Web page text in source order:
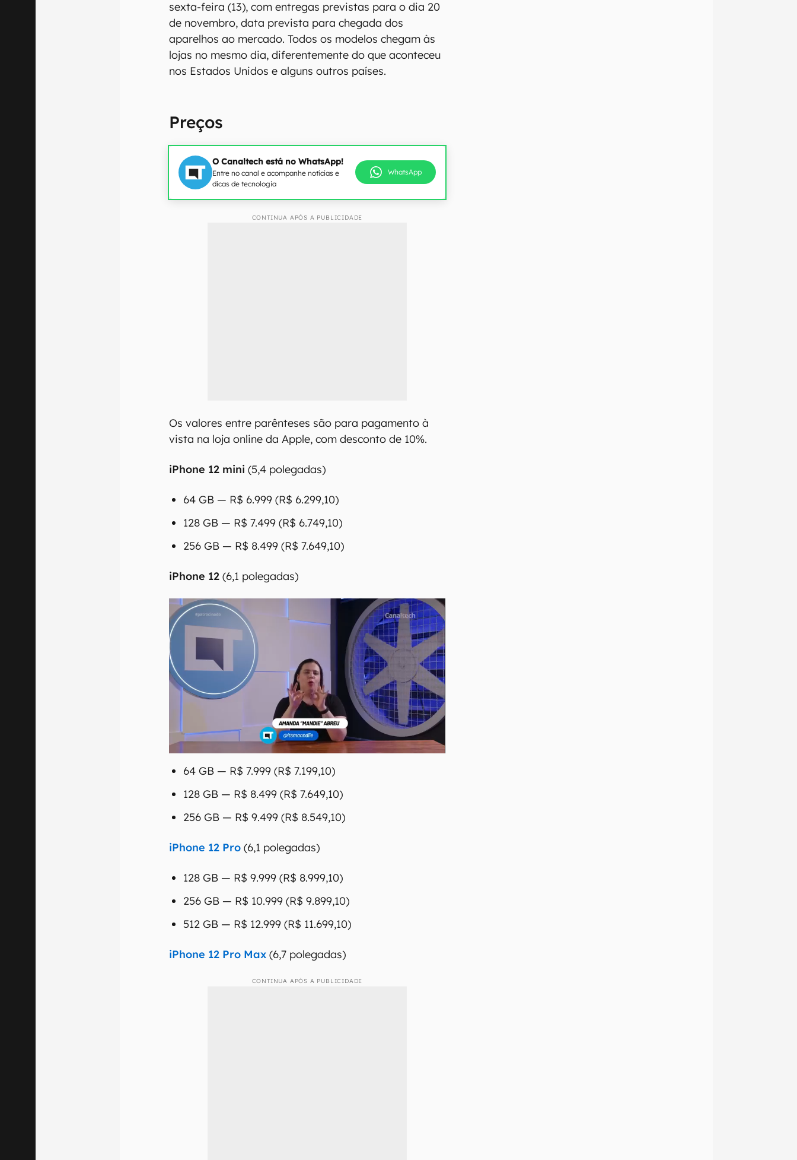
sexta-feira (13), com entregas previstas para o dia 20
de novembro, data prevista para chegada dos
aparelhos ao mercado. Todos os modelos chegam às
lojas no mesmo dia, diferentemente do que aconteceu
nos Estados Unidos e alguns outros países.
Preços
O Canaltech está no WhatsApp!
Entre no canal e acompanhe notícias e
dicas de tecnologia
WhatsApp
CONTINUA APÓS A PUBLICIDADE
Os valores entre parênteses são para pagamento à
vista na loja online da Apple, com desconto de 10%.
iPhone 12 mini (5,4 polegadas)
64 GB — R$ 6.999 (R$ 6.299,10)
128 GB — R$ 7.499 (R$ 6.749,10)
256 GB — R$ 8.499 (R$ 7.649,10)
iPhone 12 (6,1 polegadas)
64 GB — R$ 7.999 (R$ 7.199,10)
128 GB — R$ 8.499 (R$ 7.649,10)
256 GB — R$ 9.499 (R$ 8.549,10)
iPhone 12 Pro (6,1 polegadas)
128 GB — R$ 9.999 (R$ 8.999,10)
256 GB — R$ 10.999 (R$ 9.899,10)
512 GB — R$ 12.999 (R$ 11.699,10)
iPhone 12 Pro Max (6,7 polegadas)
CONTINUA APÓS A PUBLICIDADE